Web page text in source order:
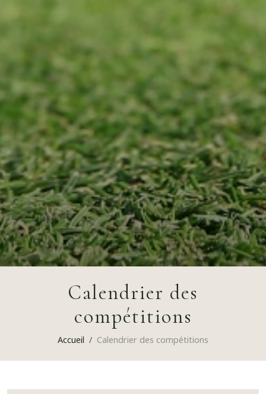
Calendrier des
compétitions
Accueil Calendrier des compétitions